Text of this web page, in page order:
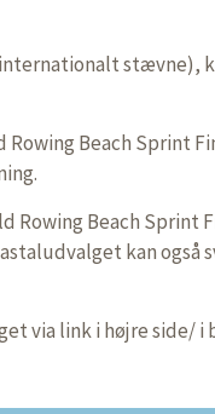
stævne),
Beach Sprint
Beach Sprint
kan også
via link i højre side/ i